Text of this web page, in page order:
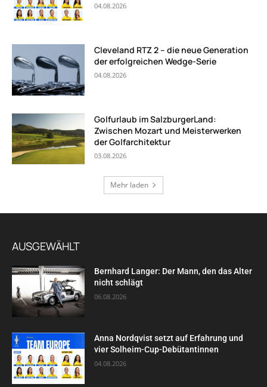
04.08.2026
Cleveland RTZ 2 – die neue Generation
der erfolgreichen Wedge-Serie
04.08.2026
Golfurlaub im SalzburgerLand:
Zwischen Mozart und Meisterwerken
der Golfarchitektur
03.08.2026
Mehr laden
AUSGEWÄHLT
Bernhard Langer: Der Mann, den das Alter
nicht schlägt
06.08.2026
Anna Nordqvist setzt auf Erfahrung und
vier Solheim-Cup-Debütantinnen
04.08.2026